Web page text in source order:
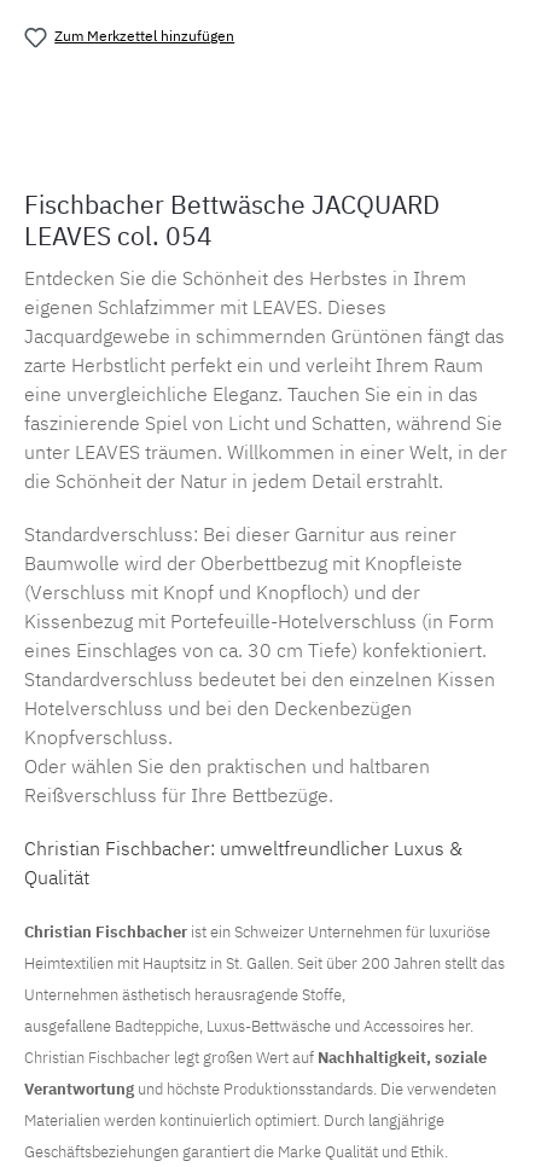
Zum Merkzettel hinzufügen
Fischbacher Bettwäsche JACQUARD
LEAVES col. 054
Entdecken Sie die Schönheit des Herbstes in Ihrem
eigenen Schlafzimmer mit LEAVES. Dieses
Jacquardgewebe in schimmernden Grüntönen fängt das
zarte Herbstlicht perfekt ein und verleiht Ihrem Raum
eine unvergleichliche Eleganz. Tauchen Sie ein in das
faszinierende Spiel von Licht und Schatten, während Sie
unter LEAVES träumen. Willkommen in einer Welt, in der
die Schönheit der Natur in jedem Detail erstrahlt.
Standardverschluss: Bei dieser Garnitur aus reiner
Baumwolle wird der Oberbettbezug mit Knopfleiste
(Verschluss mit Knopf und Knopfloch) und der
Kissenbezug mit Portefeuille-Hotelverschluss (in Form
eines Einschlages von ca. 30 cm Tiefe) konfektioniert.
Standardverschluss bedeutet bei den einzelnen Kissen
Hotelverschluss und bei den Deckenbezügen
Knopfverschluss.
Oder wählen Sie den praktischen und haltbaren
Reißverschluss für Ihre Bettbezüge.
Christian Fischbacher: umweltfreundlicher Luxus &
Qualität
Christian Fischbacher ist ein Schweizer Unternehmen für luxuriöse
Heimtextilien mit Hauptsitz in St. Gallen. Seit über 200 Jahren stellt das
Unternehmen ästhetisch herausragende Stoffe,
ausgefallene Badteppiche, Luxus-Bettwäsche und Accessoires her.
Christian Fischbacher legt großen Wert auf Nachhaltigkeit, soziale
Verantwortung und höchste Produktionsstandards. Die verwendeten
Materialien werden kontinuierlich optimiert. Durch langjährige
Geschäftsbeziehungen garantiert die Marke Qualität und Ethik.